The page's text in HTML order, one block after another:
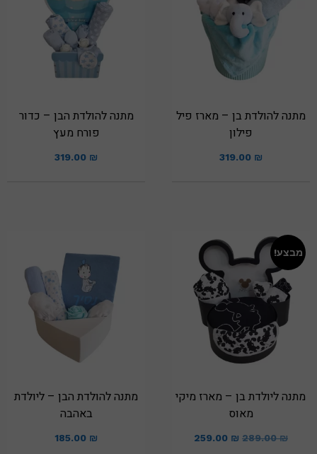
מתנה להולדת בן – מארז פיל
פילון
319.00 ₪
מתנה להולדת הבן – כדור
פורח מעץ
319.00 ₪
מבצע!
מתנה ליולדת בן – מארז מיקי
מאוס
289.00₪
259.00 ₪
מתנה להולדת הבן – ליולדת
באהבה
185.00 ₪